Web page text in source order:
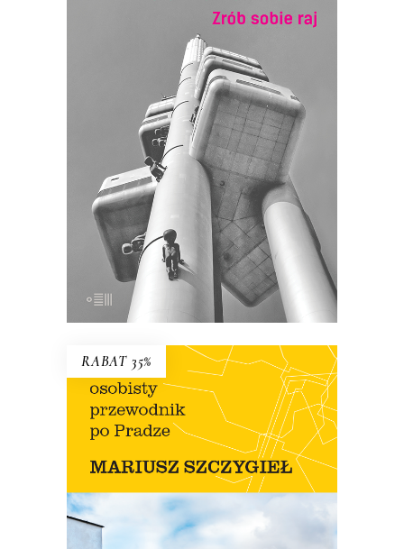
E-BOOK DO KOSZYKA
ZRÓB SOBIE RAJ
Nowe wydanie kultowej książki o
Czechach, jakich nie znamy!
Recenzenci pisali, że Szczygieł odkrył w
niej przed Polakami tajemnicze plemię…
43.00 21.50 zł
RABAT 35%
OSOBISTY PRZEWODNIK PO
PRADZE
Nowe wydanie przewodnika Szczygła!
Premiera 12 lipca